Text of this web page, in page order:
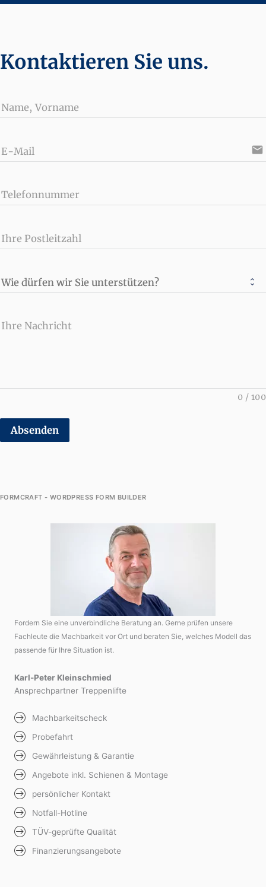
Kontaktieren Sie uns.
Name, Vorname
E-Mail email
Telefonnummer
Ihre Postleitzahl
Wie dürfen wir Sie unterstützen?
Ihre Nachricht
0 / 100
Absenden
FORMCRAFT - WORDPRESS FORM BUILDER
Fordern Sie eine unverbindliche Beratung an. Gerne prüfen unsere
Fachleute die Machbarkeit vor Ort und beraten Sie, welches Modell das
passende für Ihre Situation ist.
Karl-Peter Kleinschmied
Ansprechpartner Treppenlifte
Machbarkeitscheck
Probefahrt
Gewährleistung & Garantie
Angebote inkl. Schienen & Montage
persönlicher Kontakt
Notfall-Hotline
TÜV-geprüfte Qualität
Finanzierungsangebote